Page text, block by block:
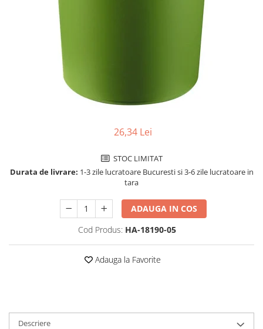
Perforatoare de birou si
Pioneze si ace cu gamalie
Stampile, tusuri si tusiere
Suporturi pentru articole de birou
Suporturi pentru documente,
Accesorii pentru arhivare
Caiete mecanice
Clasoare, mape si suporti pentru
Clipboarduri pentru documente
Cutii si containere de arhivare
Dosare din plastic
26,34 Lei
STOC LIMITAT
Durata de livrare: 1-3 zile lucratoare Bucuresti si 3-6 zile lucratoare in
tara
ADAUGA IN COS
Cod Produs: HA-18190-05
Adauga la Favorite
Descriere